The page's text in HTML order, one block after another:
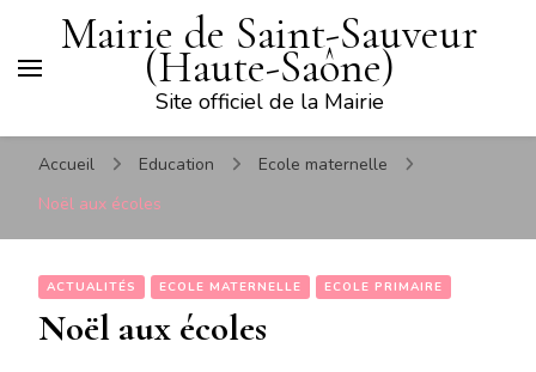
Mairie de Saint-Sauveur
(Haute-Saône)
Site officiel de la Mairie
Accueil Education
Ecole maternelle
Noël aux écoles
ACTUALITÉS ECOLE MATERNELLE ECOLE PRIMAIRE
Noël aux écoles